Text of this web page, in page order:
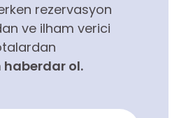
rezervasyon
ve ilham verici
haberdar ol.